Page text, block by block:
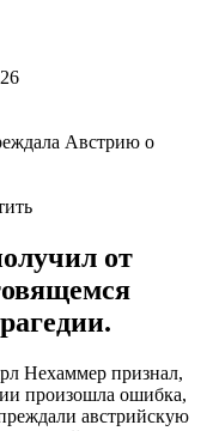
от
Нехаммер признал,
произошла ошибка,
австрийскую